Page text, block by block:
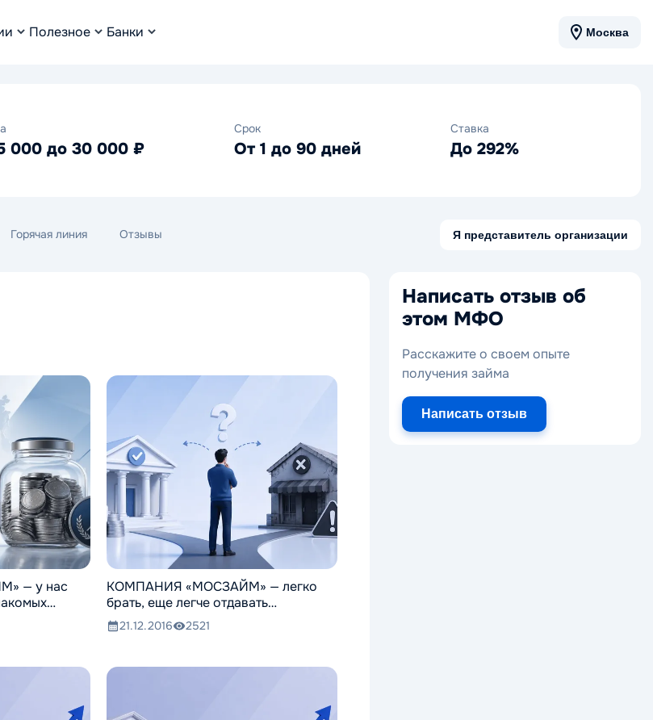
Полезное Банки Москва
000 до 30 000 ₽
Срок
От 1 до 90 дней
Ставка
До 292%
Горячая линия Отзывы Я представитель организации
— у нас
КОМПАНИЯ «МОСЗАЙМ» — легко
брать, еще легче отдавать…
21.12.2016 2521
Написать отзыв об
этом МФО
Расскажите о своем опыте
получения займа
Написать отзыв